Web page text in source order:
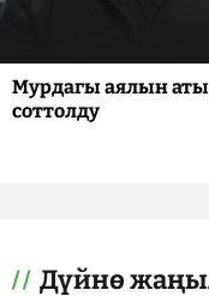
Мурдагы аялын
соттолду
Дүйнө